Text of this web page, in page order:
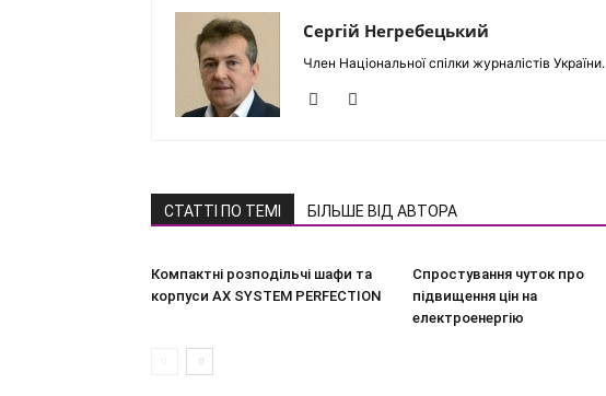
Сергій Негребецький
Член Національної спілки журналістів України.
СТАТТІ ПО ТЕМІ БІЛЬШЕ ВІД АВТОРА
Компактні розподільчі шафи та
корпуси AX SYSTEM PERFECTION
Спростування чуток про
підвищення цін на
електроенергію